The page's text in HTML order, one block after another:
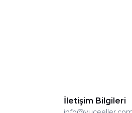
İletişim Bilgileri